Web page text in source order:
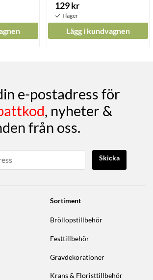
129 kr
Lägg i kundvagnen
e-postadress för
, nyheter &
från oss.
Skicka
Sortiment
Bröllopstillbehör
Festtillbehör
Gravdekorationer
Krans & Floristtillbehör